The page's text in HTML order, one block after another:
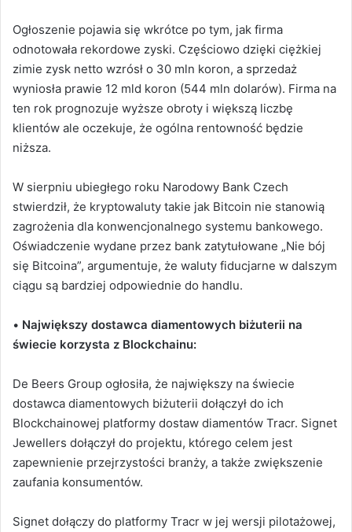
Ogłoszenie pojawia się wkrótce po tym, jak firma
odnotowała rekordowe zyski. Częściowo dzięki ciężkiej
zimie zysk netto wzrósł o 30 mln koron, a sprzedaż
wyniosła prawie 12 mld koron (544 mln dolarów). Firma na
ten rok prognozuje wyższe obroty i większą liczbę
klientów ale oczekuje, że ogólna rentowność będzie
niższa.
W sierpniu ubiegłego roku Narodowy Bank Czech
stwierdził, że kryptowaluty takie jak Bitcoin nie stanowią
zagrożenia dla konwencjonalnego systemu bankowego.
Oświadczenie wydane przez bank zatytułowane „Nie bój
się Bitcoina”, argumentuje, że waluty fiducjarne w dalszym
ciągu są bardziej odpowiednie do handlu.
• Największy dostawca diamentowych biżuterii na
świecie korzysta z Blockchainu:
De Beers Group ogłosiła, że największy na świecie
dostawca diamentowych biżuterii dołączył do ich
Blockchainowej platformy dostaw diamentów Tracr. Signet
Jewellers dołączył do projektu, którego celem jest
zapewnienie przejrzystości branży, a także zwiększenie
zaufania konsumentów.
Signet dołączy do platformy Tracr w jej wersji pilotażowej,